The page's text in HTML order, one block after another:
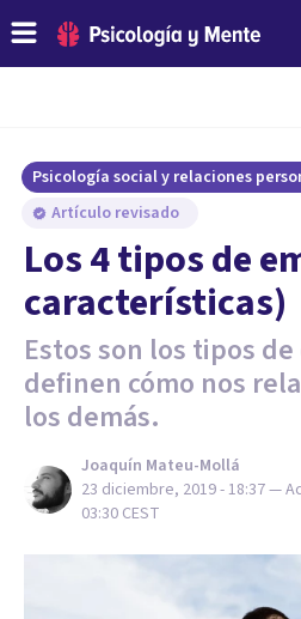
Psicología social y relaciones
Artículo revisado
Los 4 tipos de
características)
Estos son los tipos
definen cómo nos
los demás.
Joaquín Mateu-Mollá
23 diciembre, 2019 - 18:37—
03:30 CEST